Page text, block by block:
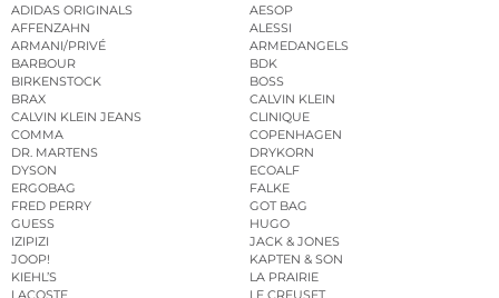
ADIDAS ORIGINALS
AESOP
AFFENZAHN
ALESSI
ARMANI/PRIVÉ
ARMEDANGELS
BARBOUR
BDK
BIRKENSTOCK
BOSS
BRAX
CALVIN KLEIN
CALVIN KLEIN JEANS
CLINIQUE
COMMA
COPENHAGEN
DR. MARTENS
DRYKORN
DYSON
ECOALF
ERGOBAG
FALKE
FRED PERRY
GOT BAG
GUESS
HUGO
IZIPIZI
JACK & JONES
JOOP!
KAPTEN & SON
KIEHL’S
LA PRAIRIE
LACOSTE
LE CREUSET